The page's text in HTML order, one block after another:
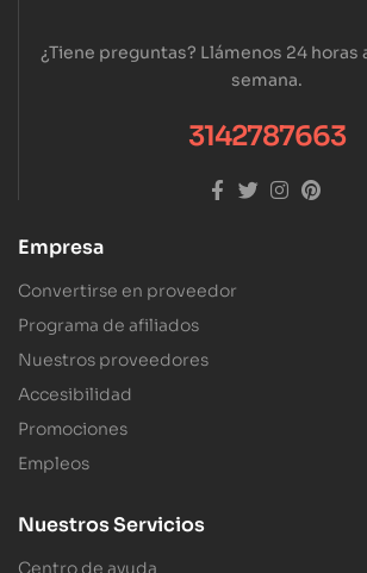
¿Tiene preguntas? Llámenos 24 horas
semana.
3142787663
Empresa
Convertirse en proveedor
Programa de afiliados
Nuestros proveedores
Accesibilidad
Promociones
Empleos
Nuestros Servicios
Centro de ayuda